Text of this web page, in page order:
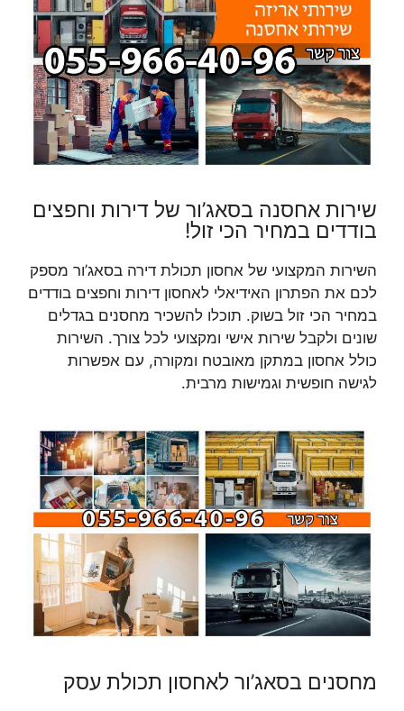
שירות אחסנה בסאג’ור של דירות וחפצים
בודדים במחיר הכי זול!
השירות המקצועי של אחסון תכולת דירה בסאג’ור מספק
לכם את הפתרון האידיאלי לאחסון דירות וחפצים בודדים
במחיר הכי זול בשוק. תוכלו להשכיר מחסנים בגדלים
שונים ולקבל שירות אישי ומקצועי לכל צורך. השירות
כולל אחסון במתקן מאובטח ומקורה, עם אפשרות
לגישה חופשית וגמישות מרבית.
מחסנים בסאג’ור לאחסון תכולת עסק